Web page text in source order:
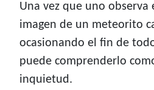
Una vez que uno observa
imagen de un meteorito
ocasionando el fin de
puede comprenderlo
inquietud.